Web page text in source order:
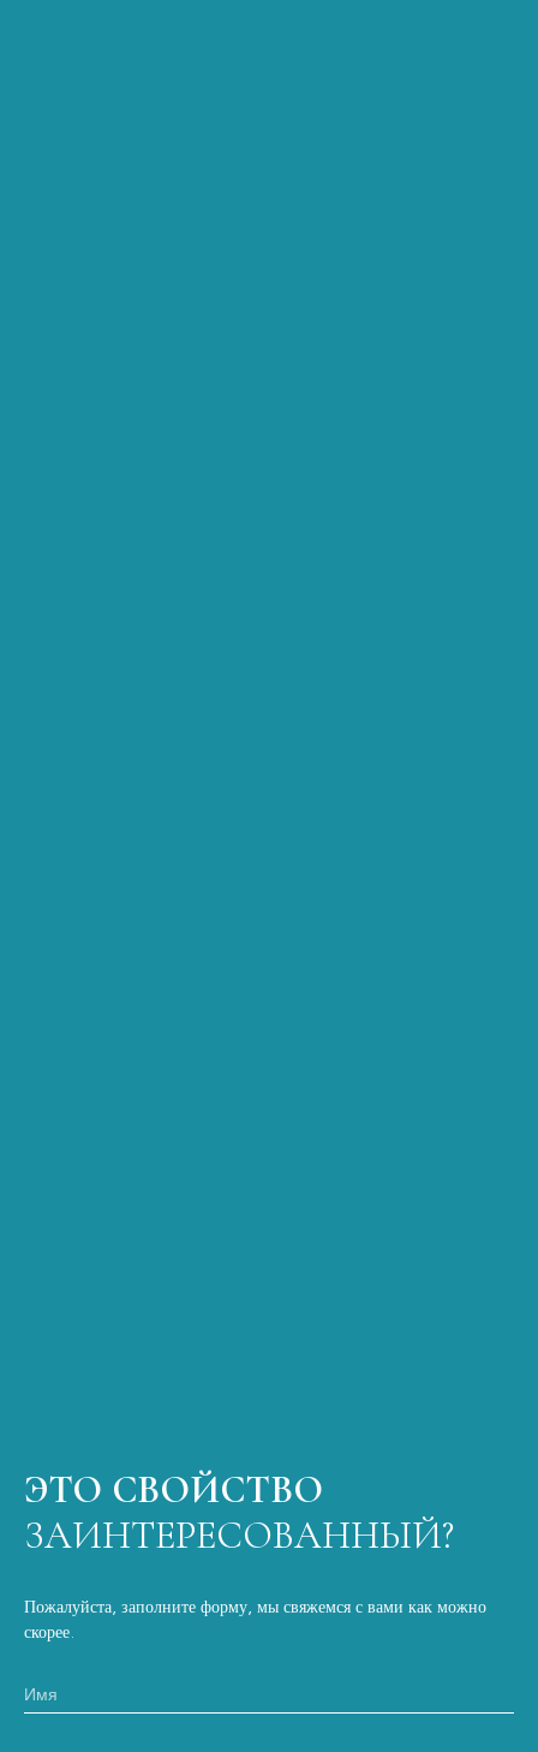
ЭТО СВОЙСТВО
ЗАИНТЕРЕСОВАННЫЙ?
Пожалуйста, заполните форму, мы свяжемся с вами как можно
скорее.
Имя